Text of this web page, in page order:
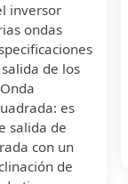
inversor
ondas
de los
es
salida de
con un
de